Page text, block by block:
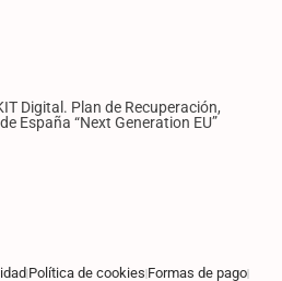
Digital. Plan de Recuperación,
España “Next Generation EU”
Política de cookiesFormas de pago